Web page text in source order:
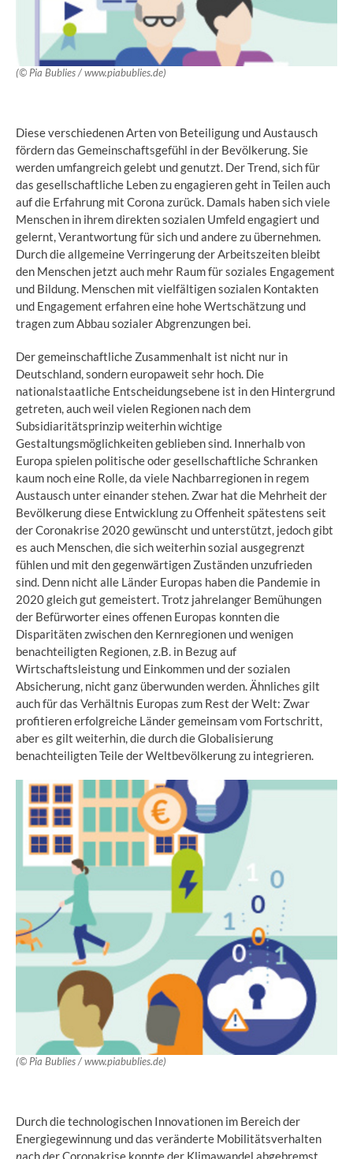
(© Pia Bublies / www.piabublies.de)
(© Pia Bublies / www.piabublies.de)
Diese verschiedenen Arten von Beteiligung und Austausch
fördern das Gemeinschaftsgefühl in der Bevölkerung. Sie
werden umfangreich gelebt und genutzt. Der Trend, sich für
das gesellschaftliche Leben zu engagieren geht in Teilen auch
auf die Erfahrung mit Corona zurück. Damals haben sich viele
Menschen in ihrem direkten sozialen Umfeld engagiert und
gelernt, Verantwortung für sich und andere zu übernehmen.
Durch die allgemeine Verringerung der Arbeitszeiten bleibt
den Menschen jetzt auch mehr Raum für soziales Engagement
und Bildung. Menschen mit vielfältigen sozialen Kontakten
und Engagement erfahren eine hohe Wertschätzung und
tragen zum Abbau sozialer Abgrenzungen bei.
Der gemeinschaftliche Zusammenhalt ist nicht nur in
Deutschland, sondern europaweit sehr hoch. Die
nationalstaatliche Entscheidungsebene ist in den Hintergrund
getreten, auch weil vielen Regionen nach dem
Subsidiaritätsprinzip weiterhin wichtige
Gestaltungsmöglichkeiten geblieben sind. Innerhalb von
Europa spielen politische oder gesellschaftliche Schranken
kaum noch eine Rolle, da viele Nachbarregionen in regem
Austausch unter einander stehen. Zwar hat die Mehrheit der
Bevölkerung diese Entwicklung zu Offenheit spätestens seit
der Coronakrise 2020 gewünscht und unterstützt, jedoch gibt
es auch Menschen, die sich weiterhin sozial ausgegrenzt
fühlen und mit den gegenwärtigen Zuständen unzufrieden
sind. Denn nicht alle Länder Europas haben die Pandemie in
2020 gleich gut gemeistert. Trotz jahrelanger Bemühungen
der Befürworter eines offenen Europas konnten die
Disparitäten zwischen den Kernregionen und wenigen
benachteiligten Regionen, z.B. in Bezug auf
Wirtschaftsleistung und Einkommen und der sozialen
Absicherung, nicht ganz überwunden werden. Ähnliches gilt
auch für das Verhältnis Europas zum Rest der Welt: Zwar
profitieren erfolgreiche Länder gemeinsam vom Fortschritt,
aber es gilt weiterhin, die durch die Globalisierung
benachteiligten Teile der Weltbevölkerung zu integrieren.
Durch die technologischen Innovationen im Bereich der
Energiegewinnung und das veränderte Mobilitätsverhalten
nach der Coronakrise konnte der Klimawandel abgebremst